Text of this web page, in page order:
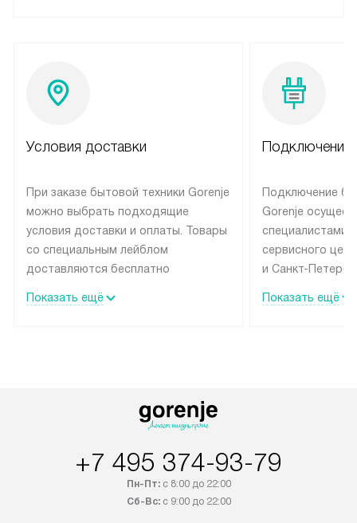
Условия доставки
При заказе бытовой техники Gorenje
можно выбрать подходящие
условия доставки и оплаты. Товары
со специальным лейблом
доставляются бесплатно
до подъезда, выезд за МКАД
в Санкт-Петербург и другие
регионы осуществляется через
100% предоплаты наша компания
бесплатно доставляет заказ
до представительства
Показать ещё
Подключение
Подключение
Gorenje
специалистами
сервисного
и Санкт-
подключается
от категории
Показать ещё
+7 495 374-93-79
Пн-Пт:с 8:00 до 22:00
Сб-Вс:с 9:00 до 22:00